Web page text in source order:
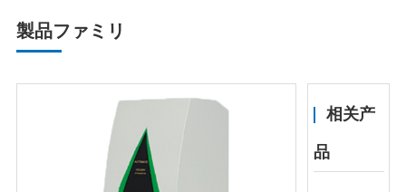
製品ファミリ
相关产
品